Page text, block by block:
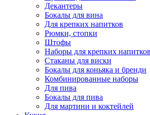
Декантеры
Бокалы для вина
Для крепких напитков
Рюмки, стопки
Штофы
Наборы для крепких напитков
Стаканы для виски
Бокалы для коньяка и бренди
Комбинированные наборы
Для пива
Бокалы для пива
Для мартини и коктейлей